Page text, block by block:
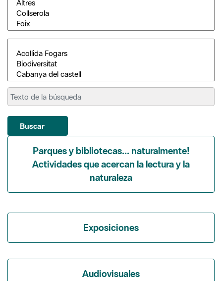
Buscar
Parques y bibliotecas... naturalmente!
Actividades que acercan la lectura y la
naturaleza